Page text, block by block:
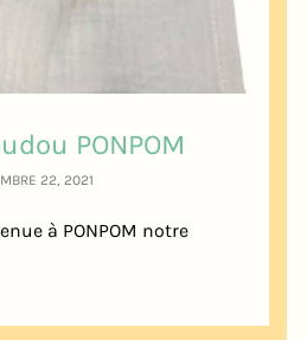
PONPOM
22, 2021
à PONPOM notre